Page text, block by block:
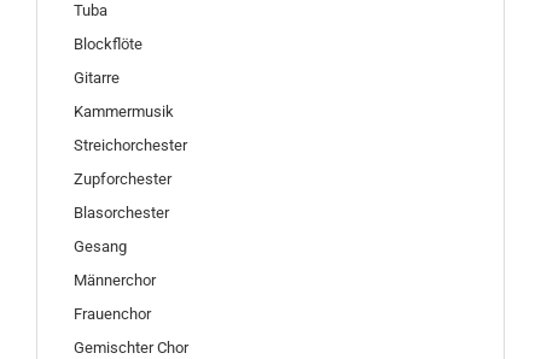
Tuba
Blockflöte
Gitarre
Kammermusik
Streichorchester
Zupforchester
Blasorchester
Gesang
Männerchor
Frauenchor
Gemischter Chor